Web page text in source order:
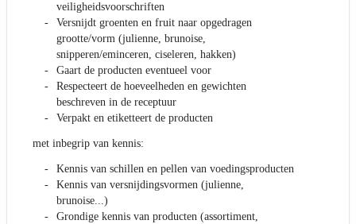
veiligheidsvoorschriften
Versnijdt groenten en fruit naar opgedragen
grootte/vorm (julienne, brunoise,
snipperen/eminceren, ciseleren, hakken)
Gaart de producten eventueel voor
Respecteert de hoeveelheden en gewichten
beschreven in de receptuur
Verpakt en etiketteert de producten
met inbegrip van kennis:
Kennis van schillen en pellen van voedingsproducten
Kennis van versnijdingsvormen (julienne,
brunoise...)
Grondige kennis van producten (assortiment,